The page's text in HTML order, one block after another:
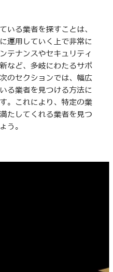
いる業者を探すことは、
運用していく上で非常に
テナンスやセキュリティ
など、多岐にわたるサポ
のセクションでは、幅広
る業者を見つける方法に
。これにより、特定の業
たしてくれる業者を見つ
う。